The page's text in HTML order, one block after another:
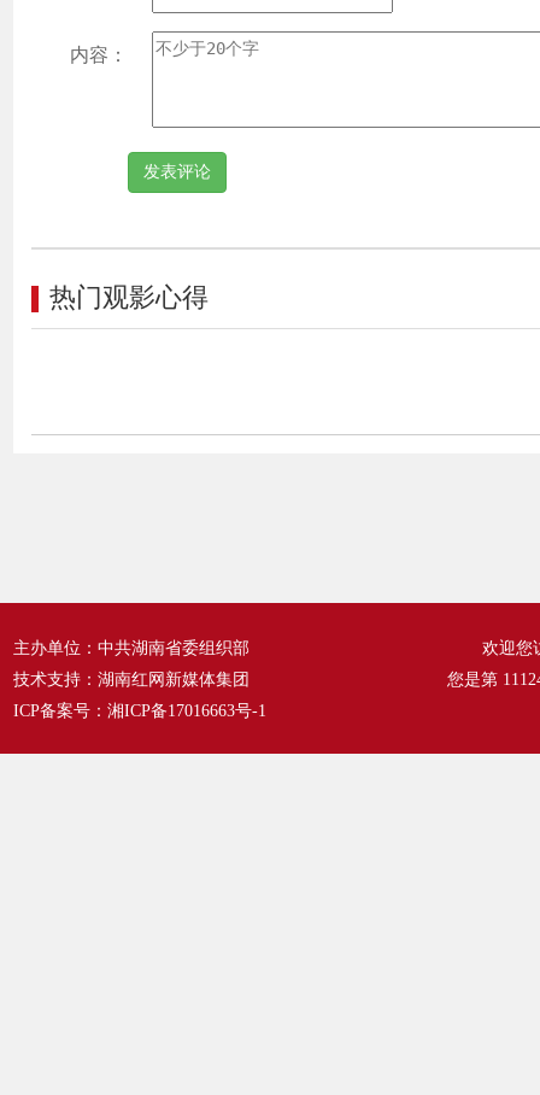
腾起
内容：
热门观影心得
主办单位：中共湖南省委组织部
技术支持：湖南红网新媒体集团
ICP备案号： 湘ICP备17016663号-1
欢迎您
您是第